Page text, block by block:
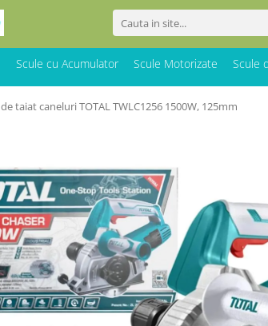
Scule cu Acumulator Scule Motorizate Scule
taiat caneluri TOTAL TWLC1256 1500W, 125mm